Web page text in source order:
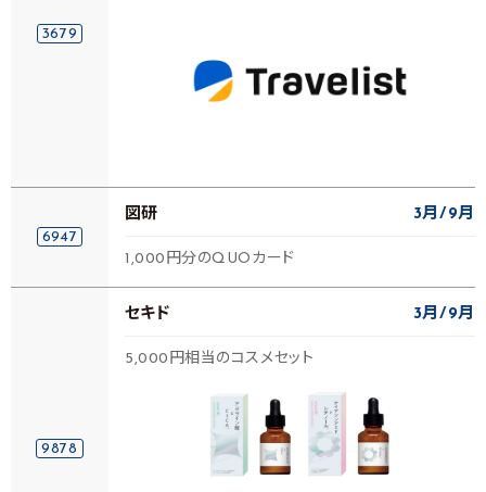
3679
6947
図研 3月 9月
1,000円分のQUOカード
9878
セキド 3月 9月
5,000円相当のコスメセット